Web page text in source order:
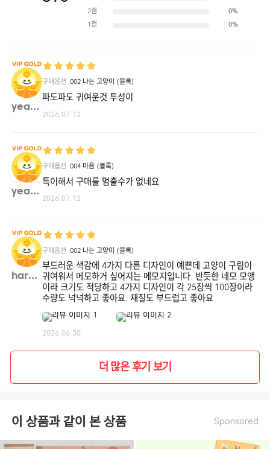
2점 0%
1점 0%
yeany**
구매옵션 002 나는 고양이 (블록)
파도파도 귀여운것 투성이
2026.07.12
yeany**
구매옵션 004 마음 (블록)
특이해서 구매를 멈출수가 없네요
2026.07.12
haroo**
구매옵션 002 나는 고양이 (블록)
부드러운 색감에 4가지 다른 디자인이 예쁜데 고양이 구림이
귀여워서 메모하거 싶어지는 메모지입니다. 반듯한 네모 모앵
이라 크기도 적당하고 4가지 디자인이 각 25장씩 100장이라
수량도 넉넉하고 좋아요. 재질도 부드럽고 좋아요
2026.06.30
더 많은 후기 보기
이 상품과 같이 본 상품 Sponsored